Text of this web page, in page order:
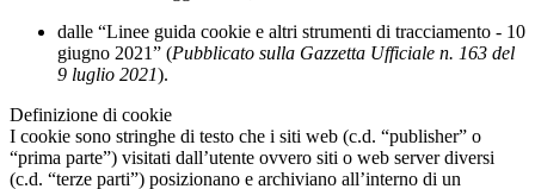
dalle “Linee guida cookie e altri strumenti di tracciamento - 10
giugno 2021” (Pubblicato sulla Gazzetta Ufficiale n. 163 del
9 luglio 2021).
Definizione di cookie
I cookie sono stringhe di testo che i siti web (c.d. “publisher” o
“prima parte”) visitati dall’utente ovvero siti o web server diversi
(c.d. “terze parti”) posizionano e archiviano all’interno di un